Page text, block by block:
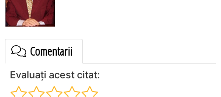
Comentarii
Evaluați acest citat: